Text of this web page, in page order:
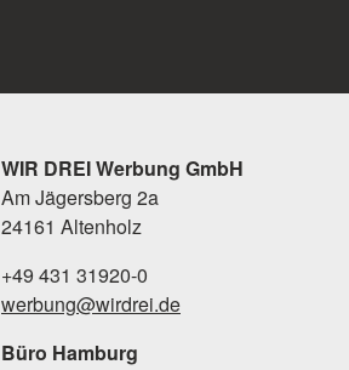
WIR DREI Werbung GmbH
Am Jägersberg 2a
24161 Altenholz
+49 431 31920-0
werbung@wirdrei.de
Büro Hamburg